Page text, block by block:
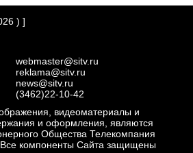
) ]
webmaster@sitv.ru
reklama@sitv.ru
news@sitv.ru
(3462)22-10-42
видеоматериалы и
и оформления, являются
Общества Телекомпания
компоненты Сайта защищены